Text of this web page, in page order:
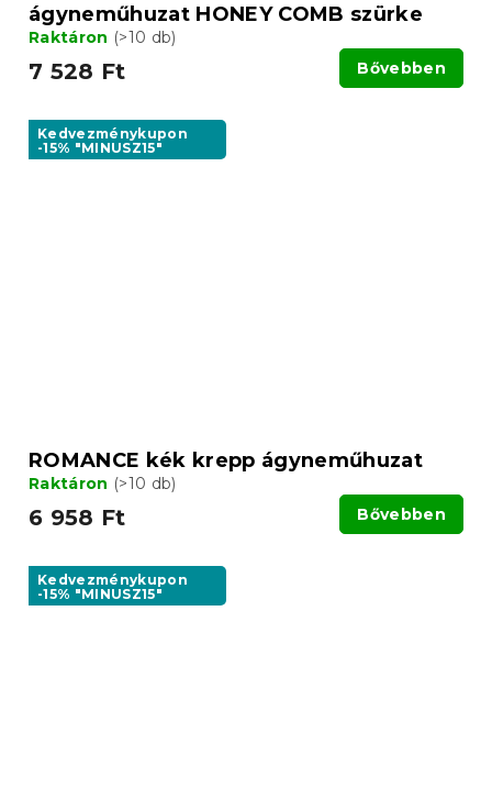
ágyneműhuzat HONEY COMB szürke
Raktáron (>10 db)
7 528 Ft Bővebben
Kedvezménykupon
-15% "MINUSZ15"
ROMANCE kék krepp ágyneműhuzat
Raktáron (>10 db)
6 958 Ft Bővebben
Kedvezménykupon
-15% "MINUSZ15"